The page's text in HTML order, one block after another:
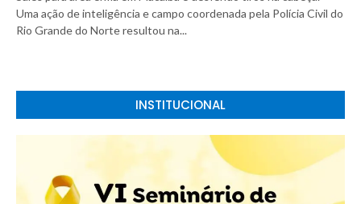
Uma ação de inteligência e campo coordenada pela Polícia Civil do
Rio Grande do Norte resultou na...
INSTITUCIONAL